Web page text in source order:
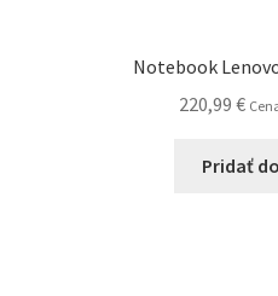
Notebook
220,99 €
Pridať